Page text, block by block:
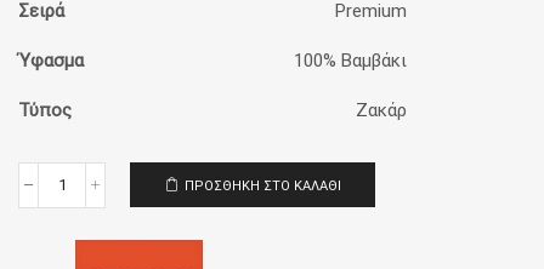
Σειρά Premium
Ύφασμα 100% Bαμβάκι
Τύπος Ζακάρ
Πετσέτα
50x90
ΠΡΟΣΘΉΚΗ ΣΤΟ ΚΑΛΆΘΙ